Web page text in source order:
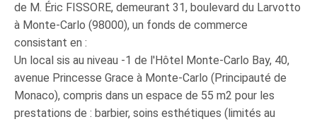
de M. Éric FISSORE, demeurant 31, boulevard du Larvotto
à Monte-Carlo (98000), un fonds de commerce
consistant en :
Un local sis au niveau -1 de l'Hôtel Monte-Carlo Bay, 40,
avenue Princesse Grace à Monte-Carlo (Principauté de
Monaco), compris dans un espace de 55 m2 pour les
prestations de : barbier, soins esthétiques (limités au